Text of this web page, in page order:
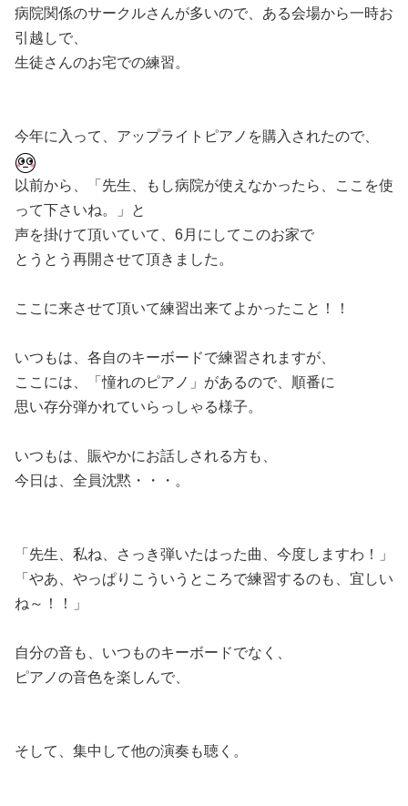
病院関係のサークルさんが多いので、ある会場から一時お
引越しで、
生徒さんのお宅での練習。
今年に入って、アップライトピアノを購入されたので、
以前から、「先生、もし病院が使えなかったら、ここを使
って下さいね。」と
声を掛けて頂いていて、6月にしてこのお家で
とうとう再開させて頂きました。
ここに来させて頂いて練習出来てよかったこと！！
いつもは、各自のキーボードで練習されますが、
ここには、「憧れのピアノ」があるので、順番に
思い存分弾かれていらっしゃる様子。
いつもは、賑やかにお話しされる方も、
今日は、全員沈黙・・・。
「先生、私ね、さっき弾いたはった曲、今度しますわ！」
「やあ、やっぱりこういうところで練習するのも、宜しい
ね～！！」
自分の音も、いつものキーボードでなく、
ピアノの音色を楽しんで、
そして、集中して他の演奏も聴く。